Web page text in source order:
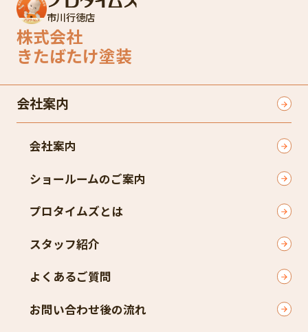
市川行徳店
株式会社
きたばたけ塗装
会社案内
会社案内
ショールームのご案内
プロタイムズとは
スタッフ紹介
よくあるご質問
お問い合わせ後の流れ